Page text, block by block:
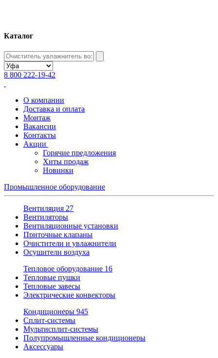
Каталог
8 800 222-19-42
О компании
Доставка и оплата
Монтаж
Вакансии
Контакты
Акции
Горячие предложения
Хиты продаж
Новинки
Промышленное оборудование
Вентиляция 27
Вентиляторы
Вентиляционные установки
Приточные клапаны
Очистители и увлажнители
Осушители воздуха
Тепловое оборудование 16
Тепловые пушки
Тепловые завесы
Электрические конвекторы
Кондиционеры 945
Сплит-системы
Мультисплит-системы
Полупромышленные кондиционеры
Аксессуары